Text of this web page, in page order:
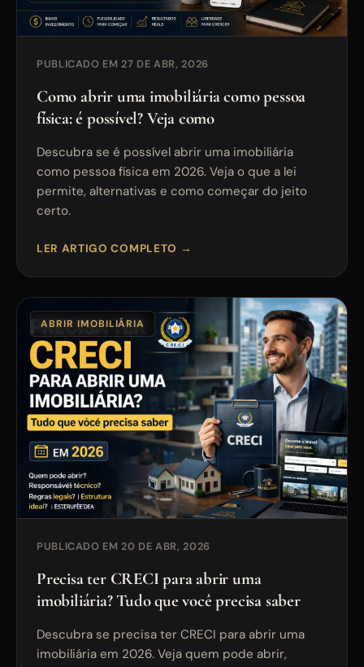
PUBLICADO EM 27 DE ABR, 2026
Como abrir uma imobiliária como pessoa
física: é possível? Veja como
Descubra se é possível abrir uma imobiliária
como pessoa física em 2026. Veja o que a lei
permite, alternativas e como começar do jeito
certo.
LER ARTIGO COMPLETO →
ABRIR IMOBILIÁRIA
PUBLICADO EM 20 DE ABR, 2026
Precisa ter CRECI para abrir uma
imobiliária? Tudo que você precisa saber
Descubra se precisa ter CRECI para abrir uma
imobiliária em 2026. Veja quem pode abrir,